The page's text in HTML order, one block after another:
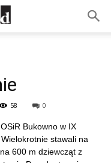
58 0
Bukowno w IX
stawali na
600 m dziewcząt z